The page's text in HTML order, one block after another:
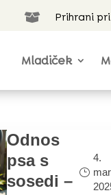
 Prihrani
Mladiček
Odnos
psa s
sosedi –
4.